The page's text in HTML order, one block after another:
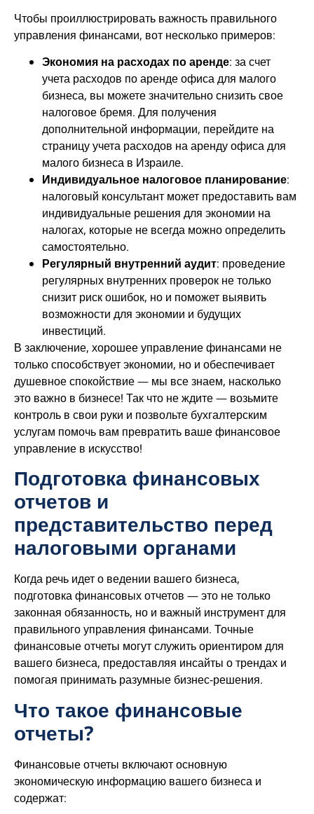
Чтобы проиллюстрировать важность правильного
управления финансами, вот несколько примеров:
Экономия на расходах по аренде: за счет
учета расходов по аренде офиса для малого
бизнеса, вы можете значительно снизить свое
налоговое бремя. Для получения
дополнительной информации, перейдите на
страницу учета расходов на аренду офиса для
малого бизнеса в Израиле.
Индивидуальное налоговое планирование:
налоговый консультант может предоставить вам
индивидуальные решения для экономии на
налогах, которые не всегда можно определить
самостоятельно.
Регулярный внутренний аудит: проведение
регулярных внутренних проверок не только
снизит риск ошибок, но и поможет выявить
возможности для экономии и будущих
инвестиций.
В заключение, хорошее управление финансами не
только способствует экономии, но и обеспечивает
душевное спокойствие — мы все знаем, насколько
это важно в бизнесе! Так что не ждите — возьмите
контроль в свои руки и позвольте бухгалтерским
услугам помочь вам превратить ваше финансовое
управление в искусство!
Подготовка финансовых
отчетов и
представительство перед
налоговыми органами
Когда речь идет о ведении вашего бизнеса,
подготовка финансовых отчетов — это не только
законная обязанность, но и важный инструмент для
правильного управления финансами. Точные
финансовые отчеты могут служить ориентиром для
вашего бизнеса, предоставляя инсайты о трендах и
помогая принимать разумные бизнес-решения.
Что такое финансовые
отчеты?
Финансовые отчеты включают основную
экономическую информацию вашего бизнеса и
содержат: